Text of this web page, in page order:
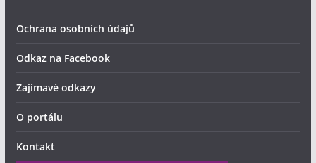
Ochrana osobních údajů
Odkaz na Facebook
Zajímavé odkazy
O portálu
Kontakt